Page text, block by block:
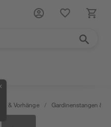
& Vorhänge / Gardinenstangen &